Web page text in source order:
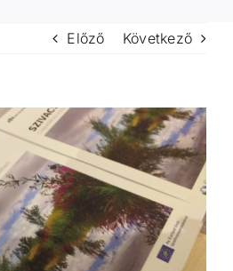
Előző Következő